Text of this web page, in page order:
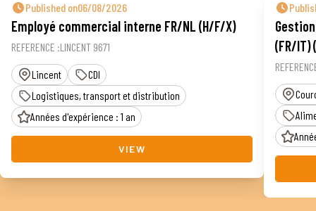
Published on06/08/2026
Employé commercial interne FR/NL (H/F/X)
REFERENCE :LINCENT 9671
Lincent
CDI
Logistiques, transport et distribution
Années d'expérience : 1 an
VIEW
(FR/IT)